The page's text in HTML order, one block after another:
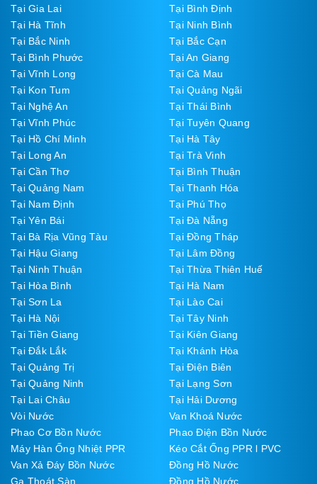
Tại Gia Lai
Tại Bình Định
Tại Hà Tĩnh
Tại Ninh Bình
Tại Bắc Ninh
Tại Bắc Cạn
Tại Bình Phước
Tại An Giang
Tại Vĩnh Long
Tại Cà Mau
Tại Kon Tum
Tại Quảng Ngãi
Tại Nghệ An
Tại Thái Bình
Tại Vĩnh Phúc
Tại Tuyên Quang
Tại Hồ Chí Minh
Tại Hà Tây
Tại Long An
Tại Trà Vinh
Tại Cần Thơ
Tại Bình Thuận
Tại Quảng Nam
Tại Thanh Hóa
Tại Nam Định
Tại Phú Thọ
Tại Yên Bái
Tại Đà Nẵng
Tại Bà Rịa Vũng Tàu
Tại Đồng Tháp
Tại Hậu Giang
Tại Lâm Đồng
Tại Ninh Thuận
Tại Thừa Thiên Huế
Tại Hòa Bình
Tại Hà Nam
Tại Sơn La
Tại Lào Cai
Tại Hà Nội
Tại Tây Ninh
Tại Tiền Giang
Tại Kiên Giang
Tại Đắk Lắk
Tại Khánh Hòa
Tại Quảng Trị
Tại Điện Biên
Tại Quảng Ninh
Tại Lạng Sơn
Tại Lai Châu
Tại Hải Dương
Vòi Nước
Van Khoá Nước
Phao Cơ Bồn Nước
Phao Điện Bồn Nước
Máy Hàn Ống Nhiệt PPR
Kéo Cắt Ống PPR l PVC
Van Xả Đáy Bồn Nước
Đồng Hồ Nước
Ga Thoát Sàn
Đồng Hồ Nước